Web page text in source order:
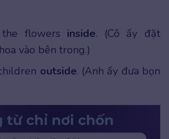
flowers inside. (Cô ấy đặt
vào bên trong.)
outside. (Anh ấy đưa bọn